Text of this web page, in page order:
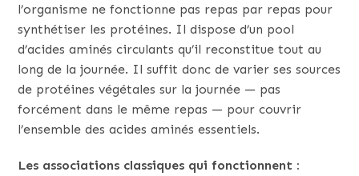
l’organisme ne fonctionne pas repas par repas pour
synthétiser les protéines. Il dispose d’un pool
d’acides aminés circulants qu’il reconstitue tout au
long de la journée. Il suffit donc de varier ses sources
de protéines végétales sur la journée — pas
forcément dans le même repas — pour couvrir
l’ensemble des acides aminés essentiels.
Les associations classiques qui fonctionnent :